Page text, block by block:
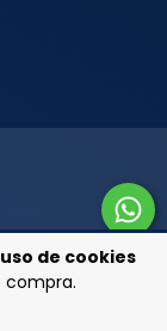
de cookies
compra.